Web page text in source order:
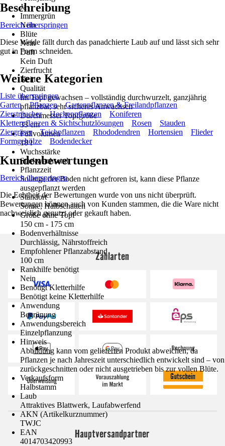
Ja
Immergrün
Nein
Blüte
Nein
Duft
Kein Duft
Zierfrucht
Nein
Qualität
Im Topf gewachsen – vollständig durchwurzelt, ganzjährig
pflanzbar, sehr sicheres Anwachsen
Durchmesser Topfgröße
33 cm
Füllvolumen
18 l
Wuchsstärke
Starkwachsend
Pflanzzeit
Solange der Boden nicht gefroren ist, kann diese Pflanze
ausgepflanzt werden
Standort
Sonne, Halbschatten
Größe ohne Topf
150 cm - 175 cm
Bodenverhältnisse
Durchlässig, Nährstoffreich
Empfohlener Pflanzabstand
100 cm
Rankhilfe benötigt
Nein
Benötigt Kletterhilfe
Benötigt keine Kletterhilfe
Anwendung
Begrünung
Anwendungsbereich
Einzelpflanzung
Hinweis
Abbildung kann vom gelieferten Produkt abweichen, da
Pflanzen je nach Jahreszeit unterschiedlich entwickelt sind – von
zurückgeschnitten oder nicht ausgetrieben bis zur vollen Blüte.
Verkaufsform
Halbstamm
Laub
Attraktives Blattwerk, Laufabwerfend
AKN (Artikelkurznummer)
TWJC
EAN
4014703420993
Beschreibung
Bereich überspringen
Diese Weide fällt durch das panadchierte Laub auf und lässt sich sehr
gut in Form schneiden.
Weitere Kategorien
Liste überspringen
Garten
Pflanzen
Gartenpflanzen & Freilandpflanzen
Ziersträucher
Heckenpflanzen
Koniferen
Kletterpflanzen & Sichtschutzlösungen
Rosen
Stauden
Ziergräser
Teichpflanzen Rhododendren Hortensien
Flieder
Formgehölze
Bodendecker
Kundenbewertungen
Bereich überspringen
Die Echtheit der Bewertungen wurde von uns nicht überprüft.
Bewertungen können auch von Kunden stammen, die die Ware nicht
nachweislich genutzt oder gekauft haben.
Zahlarten
Hauptversandpartner